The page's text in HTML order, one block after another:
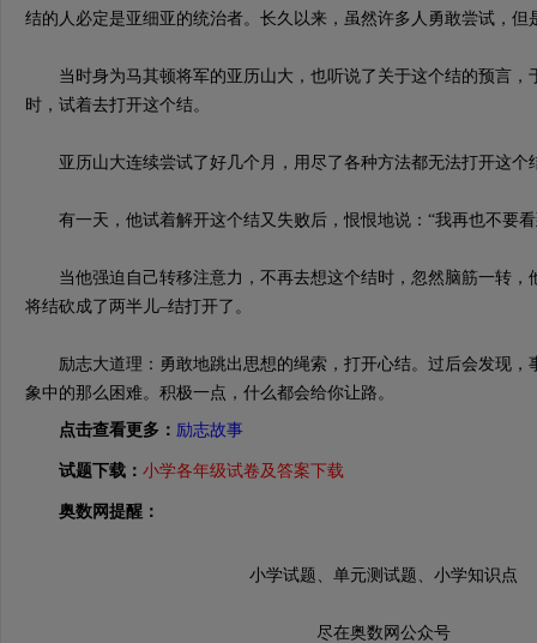
结的人必定是亚细亚的统治者。长久以来，虽然许多人勇敢尝试，但
当时身为马其顿将军的亚历山大，也听说了关于这个结的预言，
时，试着去打开这个结。
亚历山大连续尝试了好几个月，用尽了各种方法都无法打开这个
有一天，他试着解开这个结又失败后，恨恨地说：“我再也不要看
当他强迫自己转移注意力，不再去想这个结时，忽然脑筋一转，
将结砍成了两半儿–结打开了。
励志大道理：勇敢地跳出思想的绳索，打开心结。过后会发现，
象中的那么困难。积极一点，什么都会给你让路。
点击查看更多： 励志故事
试题下载： 小学各年级试卷及答案下载
奥数网提醒：
小学试题、单元测试题、小学知识点
尽在奥数网公众号